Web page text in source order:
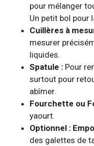
pour mélanger
Un petit bol pour
Cuillères à
mesurer
liquides.
Spatule : Pour
surtout pour
abîmer.
Fourchette ou
yaourt.
Optionnel :
des galettes de